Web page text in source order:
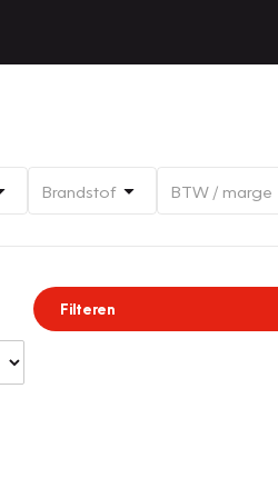
Brandstof BTW / marge
Filteren